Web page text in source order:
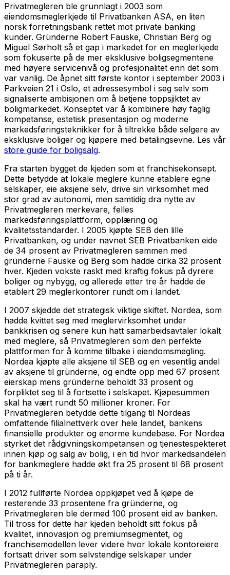
Privatmegleren ble grunnlagt i 2003 som
eiendomsmeglerkjede til Privatbanken ASA, en liten
norsk forretningsbank rettet mot private banking
kunder. Gründerne Robert Fauske, Christian Berg og
Miguel Sørholt så et gap i markedet for en meglerkjede
som fokuserte på de mer eksklusive boligsegmentene
med høyere servicenivå og profesjonalitet enn det som
var vanlig. De åpnet sitt første kontor i september 2003 i
Parkveien 21 i Oslo, et adressesymbol i seg selv som
signaliserte ambisjonen om å betjene toppsjiktet av
boligmarkedet. Konseptet var å kombinere høy faglig
kompetanse, estetisk presentasjon og moderne
markedsføringsteknikker for å tiltrekke både selgere av
eksklusive boliger og kjøpere med betalingsevne. Les vår
store guide for boligsalg.
Fra starten bygget de kjeden som et franchisekonsept.
Dette betydde at lokale meglere kunne etablere egne
selskaper, eie aksjene selv, drive sin virksomhet med
stor grad av autonomi, men samtidig dra nytte av
Privatmegleren merkevare, felles
markedsføringsplattform, opplæring og
kvalitetsstandarder. I 2005 kjøpte SEB den lille
Privatbanken, og under navnet SEB Privatbanken eide
de 34 prosent av Privatmegleren sammen med
gründerne Fauske og Berg som hadde cirka 32 prosent
hver. Kjeden vokste raskt med kraftig fokus på dyrere
boliger og nybygg, og allerede etter tre år hadde de
etablert 29 meglerkontorer rundt om i landet.
I 2007 skjedde det strategisk viktige skiftet. Nordea, som
hadde kvittet seg med meglervirksomhet under
bankkrisen og senere kun hatt samarbeidsavtaler lokalt
med meglere, så Privatmegleren som den perfekte
plattformen for å komme tilbake i eiendomsmegling.
Nordea kjøpte alle aksjene til SEB og en vesentlig andel
av aksjene til gründerne, og endte opp med 67 prosent
eierskap mens gründerne beholdt 33 prosent og
forpliktet seg til å fortsette i selskapet. Kjøpesummen
skal ha vært rundt 50 millioner kroner. For
Privatmegleren betydde dette tilgang til Nordeas
omfattende filialnettverk over hele landet, bankens
finansielle produkter og enorme kundebase. For Nordea
styrket det rådgivningskompetansen og tjenestespekteret
innen kjøp og salg av bolig, i en tid hvor markedsandelen
for bankmeglere hadde økt fra 25 prosent til 68 prosent
på ti år.
I 2012 fullførte Nordea oppkjøpet ved å kjøpe de
resterende 33 prosentene fra gründerne, og
Privatmegleren ble dermed 100 prosent eid av banken.
Til tross for dette har kjeden beholdt sitt fokus på
kvalitet, innovasjon og premiumsegmentet, og
franchisemodellen lever videre hvor lokale kontoreiere
fortsatt driver som selvstendige selskaper under
Privatmegleren paraply.